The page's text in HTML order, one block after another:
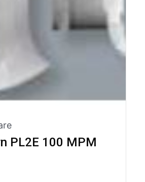
PL2E 100 MPM